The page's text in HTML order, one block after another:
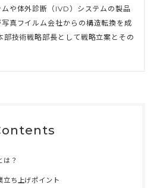
や体外診断（IVD）システムの製品
真フイルム会社からの構造転換を成
部技術戦略部長として戦略立案とその
は？
立ち上げポイント